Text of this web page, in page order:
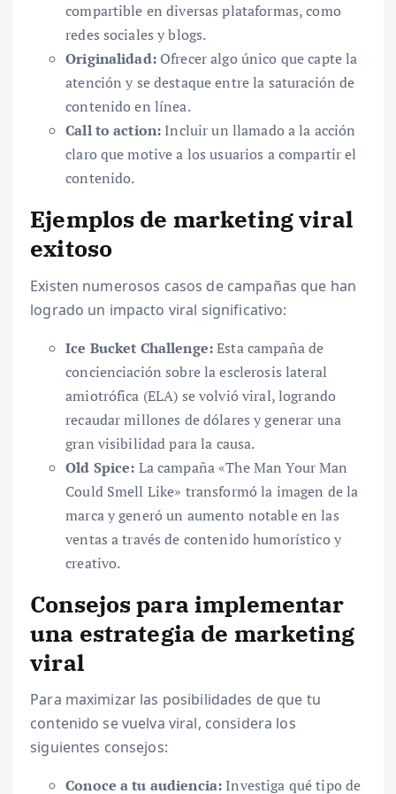
compartible en diversas plataformas, como
redes sociales y blogs.
Originalidad:Ofrecer algo único que capte la
atención y se destaque entre la saturación de
contenido en línea.
Call to action: Incluir un llamado a la acción
claro que motive a los usuarios a compartir el
contenido.
Ejemplos de marketing viral
exitoso
Existen numerosos casos de campañas que han
logrado un impacto viral significativo:
Ice Bucket Challenge:Esta campaña de
concienciación sobre la esclerosis lateral
amiotrófica (ELA) se volvió viral, logrando
recaudar millones de dólares y generar una
gran visibilidad para la causa.
Old Spice: La campaña «The Man Your Man
Could Smell Like» transformó la imagen de la
marca y generó un aumento notable en las
ventas a través de contenido humorístico y
creativo.
Consejos para implementar
una estrategia de marketing
viral
Para maximizar las posibilidades de que tu
contenido se vuelva viral, considera los
siguientes consejos:
Conoce a tu audiencia: Investiga qué tipo de